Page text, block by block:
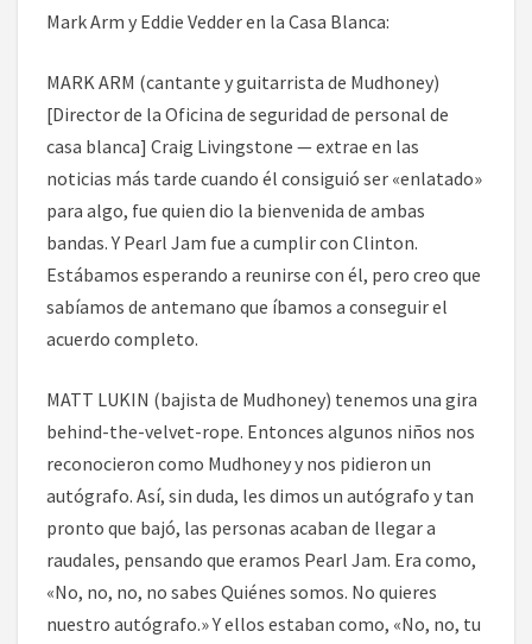
Mark Arm y Eddie Vedder en la Casa Blanca:
MARK ARM (cantante y guitarrista de Mudhoney)
[Director de la Oficina de seguridad de personal de
casa blanca] Craig Livingstone — extrae en las
noticias más tarde cuando él consiguió ser «enlatado»
para algo, fue quien dio la bienvenida de ambas
bandas. Y Pearl Jam fue a cumplir con Clinton.
Estábamos esperando a reunirse con él, pero creo que
sabíamos de antemano que íbamos a conseguir el
acuerdo completo.
MATT LUKIN (bajista de Mudhoney) tenemos una gira
behind-the-velvet-rope. Entonces algunos niños nos
reconocieron como Mudhoney y nos pidieron un
autógrafo. Así, sin duda, les dimos un autógrafo y tan
pronto que bajó, las personas acaban de llegar a
raudales, pensando que eramos Pearl Jam. Era como,
«No, no, no, no sabes Quiénes somos. No quieres
nuestro autógrafo.» Y ellos estaban como, «No, no, tu